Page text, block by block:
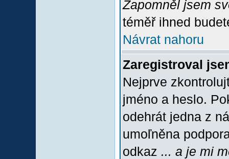
Zapomněl jsem
téměř ihned
Návrat nahoru
Zaregistroval
Nejprve
jméno a heslo.
odehrát jedna z
umoľněna
odkaz ... a je mi